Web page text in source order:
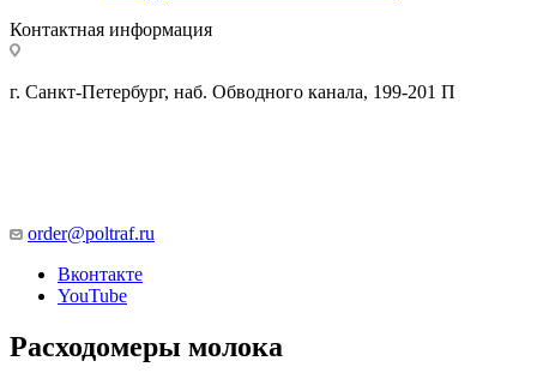
Контактная информация
г. Санкт-Петербург, наб. Обводного канала, 199-201 П
order@poltraf.ru
Вконтакте
YouTube
Расходомеры молока